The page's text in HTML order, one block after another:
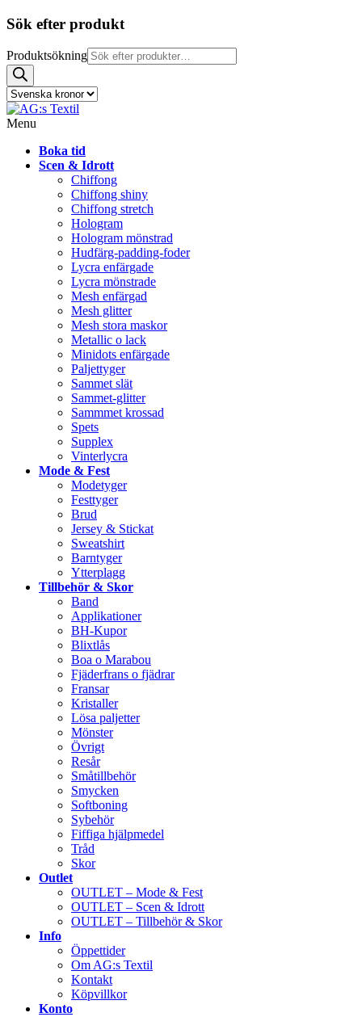
Sök efter produkt
Produktsökning
Menu
Boka tid
Scen & Idrott
Chiffong
Chiffong shiny
Chiffong stretch
Hologram
Hologram mönstrad
Hudfärg-padding-foder
Lycra enfärgade
Lycra mönstrade
Mesh enfärgad
Mesh glitter
Mesh stora maskor
Metallic o lack
Minidots enfärgade
Paljettyger
Sammet slät
Sammet-glitter
Sammmet krossad
Spets
Supplex
Vinterlycra
Mode & Fest
Modetyger
Festtyger
Brud
Jersey & Stickat
Sweatshirt
Barntyger
Ytterplagg
Tillbehör & Skor
Band
Applikationer
BH-Kupor
Blixtlås
Boa o Marabou
Fjäderfrans o fjädrar
Fransar
Kristaller
Lösa paljetter
Mönster
Övrigt
Resår
Småtillbehör
Smycken
Softboning
Sybehör
Fiffiga hjälpmedel
Tråd
Skor
Outlet
OUTLET – Mode & Fest
OUTLET – Scen & Idrott
OUTLET – Tillbehör & Skor
Info
Öppettider
Om AG:s Textil
Kontakt
Köpvillkor
Konto